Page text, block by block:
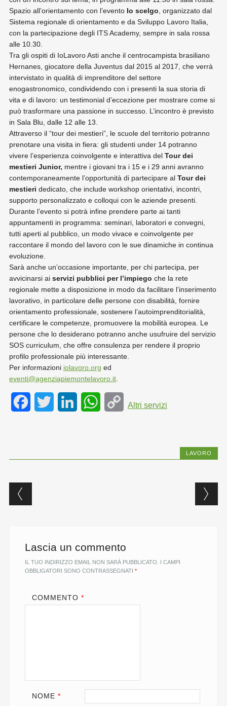
Spazio all’orientamento con l’evento Io scelgo , organizzato dal
Sistema regionale di orientamento e da Sviluppo Lavoro Italia,
con la partecipazione degli ITS Academy, sempre in sala rossa
alle 10.30.
Tra gli ospiti di IoLavoro Asti anche il centrocampista brasiliano
Hernanes, giocatore della Juventus dal 2015 al 2017, che verrà
intervistato in qualità di imprenditore del settore
enogastronomico, condividendo con i presenti la sua storia di
vita e di lavoro: un testimonial d’eccezione per mostrare come si
può trasformare una passione in successo. L’incontro è previsto
in Sala Blu, dalle 12 alle 13.
Attraverso il “tour dei mestieri”, le scuole del territorio potranno
prenotare una visita in fiera: gli studenti under 14 potranno
vivere l’esperienza coinvolgente e interattiva del Tour dei
mestieri Junior, mentre i giovani tra i 15 e i 29 anni avranno
contemporaneamente l’opportunità di partecipare al Tour dei
mestieri dedicato, che include workshop orientativi, incontri,
supporto personalizzato e colloqui con le aziende presenti.
Durante l’evento si potrà infine prendere parte ai tanti
appuntamenti in programma: seminari, laboratori e convegni,
tutti aperti al pubblico, un modo vivace e coinvolgente per
raccontare il mondo del lavoro con le sue dinamiche in continua
evoluzione.
Sarà anche un’occasione importante, per chi partecipa, per
avvicinarsi ai servizi pubblici per l’impiego che la rete
regionale mette a disposizione in modo da facilitare l’inserimento
lavorativo, in particolare delle persone con disabilità, fornire
orientamento professionale, sostenere l’autoimprenditorialità,
certificare le competenze, promuovere la mobilità europea. Le
persone che lo desiderano potranno anche usufruire del servizio
SOS curriculum, che offre consulenza per rendere il proprio
profilo professionale più interessante.
Per informazioni iolavoro.org ed
eventi@agenziapiemontelavoro.it.
e t k t
C
y
Altri servizi
LAVORO
Post navigation
Lascia un commento
IL TUO INDIRIZZO EMAIL NON SARÀ PUBBLICATO.
I CAMPI
OBBLIGATORI SONO CONTRASSEGNATI *
COMMENTO *
NOME *